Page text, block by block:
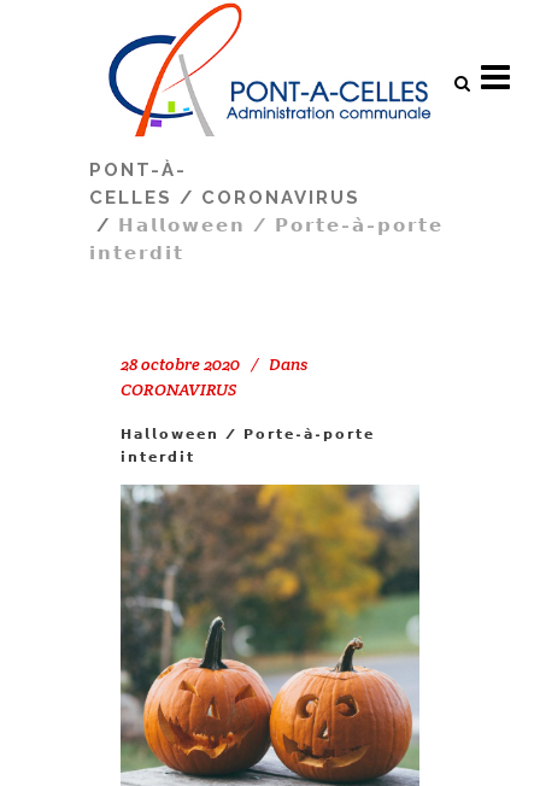
PONT-À-
CELLES / CORONAVIRUS
/ 𝗛𝗮𝗹𝗹𝗼𝘄𝗲𝗲𝗻 / 𝗣𝗼𝗿𝘁𝗲-𝗮̀-𝗽𝗼𝗿𝘁𝗲
𝗶𝗻𝘁𝗲𝗿𝗱𝗶𝘁
28 octobre 2020
Dans
CORONAVIRUS
𝗛𝗮𝗹𝗹𝗼𝘄𝗲𝗲𝗻 / 𝗣𝗼𝗿𝘁𝗲-𝗮̀-𝗽𝗼𝗿𝘁𝗲
𝗶𝗻𝘁𝗲𝗿𝗱𝗶𝘁